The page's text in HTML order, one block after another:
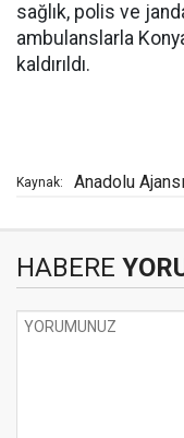
sağlık, polis ve
ambulanslarla
kaldırıldı.
Kaynak: Anadolu Ajansı
HABERE